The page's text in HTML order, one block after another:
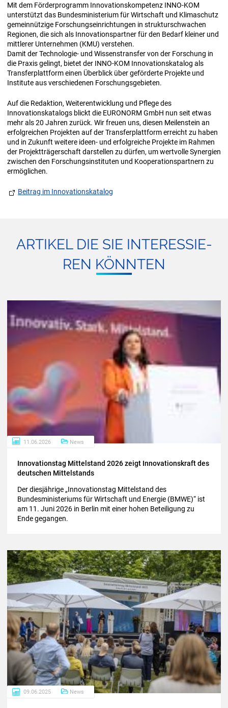
Mit dem Förderprogramm Innovationskompetenz INNO-KOM
unterstützt das Bundesministerium für Wirtschaft und Klimaschutz
gemeinnützige Forschungseinrichtungen in strukturschwachen
Regionen, die sich als Innovationspartner für den Bedarf kleiner und
mittlerer Unternehmen (KMU) verstehen.
Damit der Technologie- und Wissenstransfer von der Forschung in
die Praxis gelingt, bietet der INNO-KOM Innovationskatalog als
Transferplattform einen Überblick über geförderte Projekte und
Institute aus verschiedenen Forschungsgebieten.
Auf die Redaktion, Weiterentwicklung und Pflege des
Innovationskatalogs blickt die EURONORM GmbH nun seit etwas
mehr als 20 Jahren zurück. Wir freuen uns, diesen Meilenstein an
erfolgreichen Projekten auf der Transferplattform erreicht zu haben
und in Zukunft weitere ideen- und erfolgreiche Projekte im Rahmen
der Projektträgerschaft darstellen zu dürfen, um wertvolle Synergien
zwischen den Forschungsinstituten und Kooperationspartnern zu
ermöglichen.
Beitrag im Innovationskatalog
AR­TI­KEL DIE SIE IN­TER­ES­SIE­
REN KÖNN­TEN
11.06.2026 News
In­no­va­ti­ons­tag Mit­tel­stand 2026 zeigt In­no­va­ti­ons­kraft des
deut­schen Mit­tel­stands
Der diesjährige „Innovationstag Mittelstand des
Bundesministeriums für Wirtschaft und Energie (BMWE)“ ist
am 11. Juni 2026 in Berlin mit einer hohen Beteiligung zu
Ende gegangen.
09.06.2025 News